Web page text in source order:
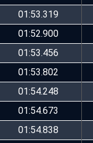
01:53.319
01:52.900
01:53.456
01:53.802
01:54.248
01:54.673
01:54.838